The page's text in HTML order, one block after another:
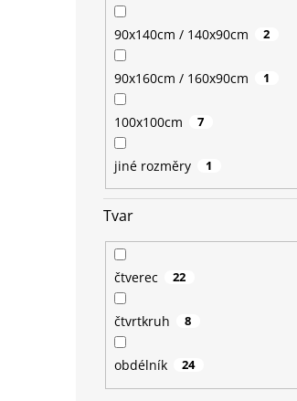
90x140cm / 140x90cm 2
90x160cm / 160x90cm 1
100x100cm 7
jiné rozměry 1
Tvar
čtverec 22
čtvrtkruh 8
obdélník 24